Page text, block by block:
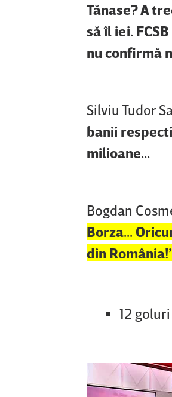
Tănase? A
să îl iei.
nu confirmă
Silviu Tudor
banii
milioane...
Bogdan
Borza...
din
12